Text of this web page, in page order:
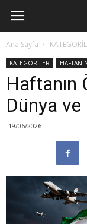
Ana Sayfa
KATEGORİLER
Haftanın
Dünya
19/06/2026